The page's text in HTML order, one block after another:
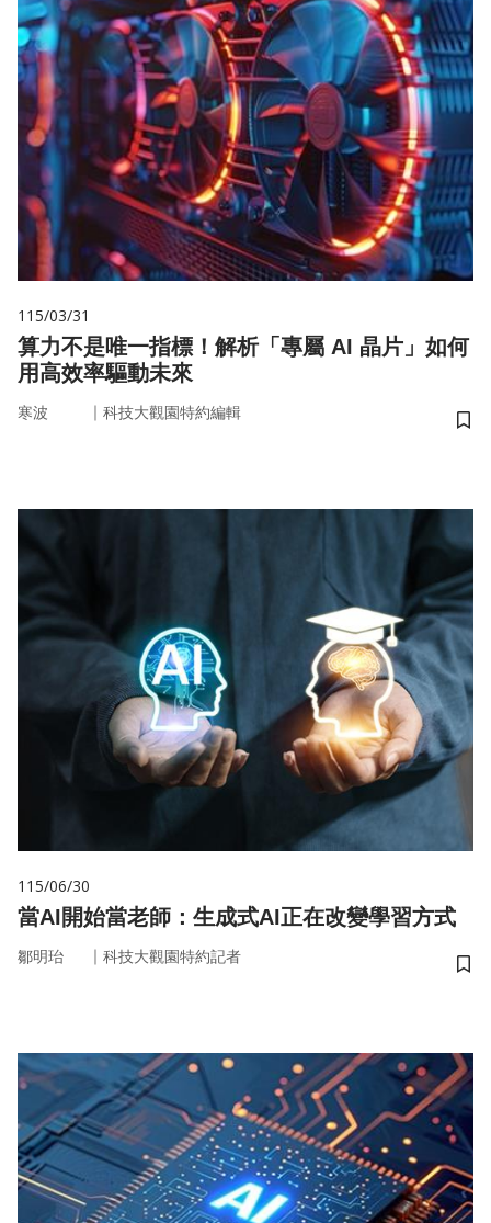
115/03/31
算力不是唯一指標！解析「專屬 AI 晶片」如何
用高效率驅動未來
寒波 ｜ 科技大觀園特約編輯
儲
115/06/30
當AI開始當老師：生成式AI正在改變學習方式
鄒明珆 ｜ 科技大觀園特約記者
儲